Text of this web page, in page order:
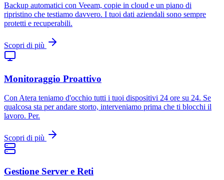
Backup automatici con Veeam, copie in cloud e un piano di
ripristino che testiamo davvero. I tuoi dati aziendali sono sempre
protetti e recuperabili.
Scopri di più
Monitoraggio Proattivo
Con Atera teniamo d'occhio tutti i tuoi dispositivi 24 ore su 24. Se
qualcosa sta per andare storto, interveniamo prima che ti blocchi il
lavoro. Per.
Scopri di più
Gestione Server e Reti